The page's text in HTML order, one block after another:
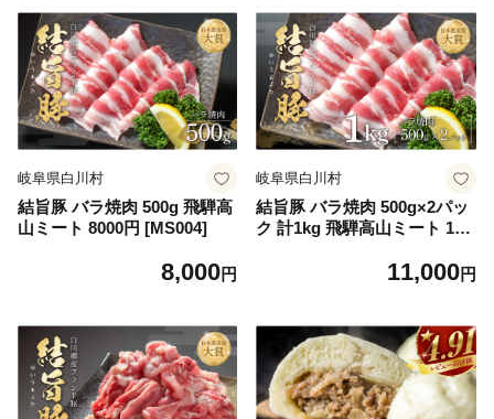
岐阜県白川村
結旨豚 バラ焼肉 500g 飛騨高
山ミート 8000円 [MS004]
8,000円
岐阜県白川村
結旨豚 バラ焼肉 500g×2パッ
ク 計1kg 飛騨高山ミート 110
11,000円